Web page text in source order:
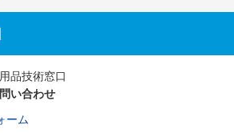
品技術窓口
い合わせ
ーム